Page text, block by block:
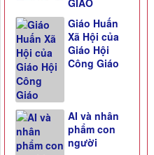
GIÁO
Giáo Huấn
Xã Hội của
Giáo Hội
Công Giáo
AI và nhân
phẩm con
người